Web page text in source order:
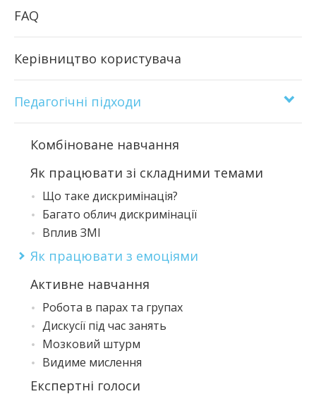
FAQ
Керівництво користувача
Педагогічні підходи
Комбіноване навчання
Як працювати зі складними темами
Що таке дискримінація?
Багато облич дискримінації
Вплив ЗМІ
Як працювати з емоціями
Активне навчання
Робота в парах та групах
Дискусії під час занять
Мозковий штурм
Видиме мислення
Експертні голоси